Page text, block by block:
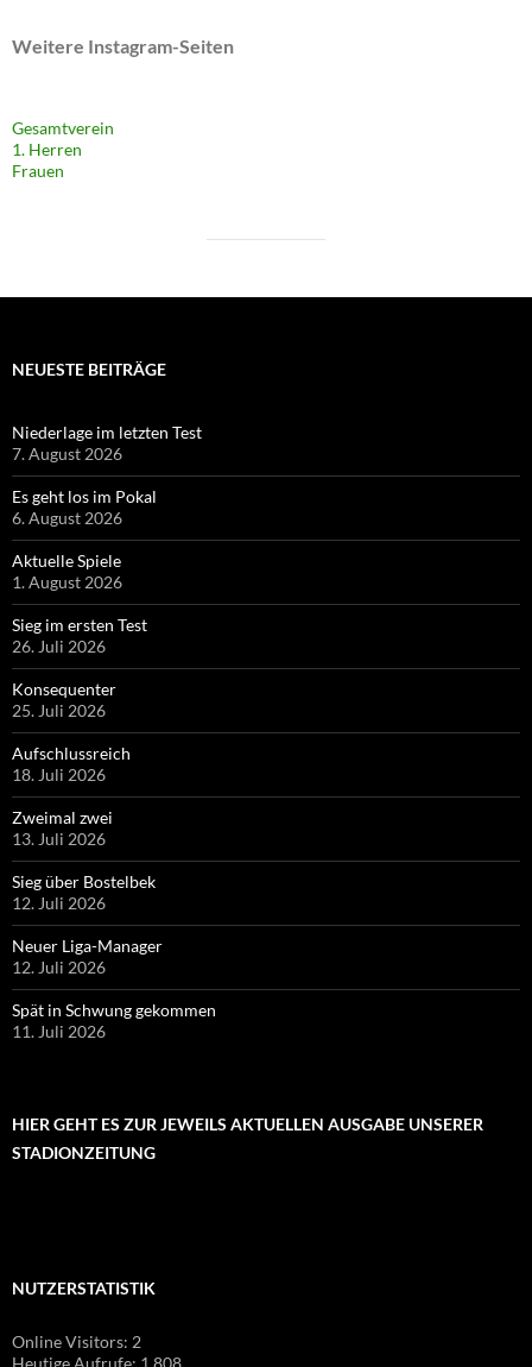
Weitere Instagram-Seiten
Gesamtverein
1. Herren
Frauen
NEUESTE BEITRÄGE
Niederlage im letzten Test
7. August 2026
Es geht los im Pokal
6. August 2026
Aktuelle Spiele
1. August 2026
Sieg im ersten Test
26. Juli 2026
Konsequenter
25. Juli 2026
Aufschlussreich
18. Juli 2026
Zweimal zwei
13. Juli 2026
Sieg über Bostelbek
12. Juli 2026
Neuer Liga-Manager
12. Juli 2026
Spät in Schwung gekommen
11. Juli 2026
HIER GEHT ES ZUR JEWEILS AKTUELLEN AUSGABE UNSERER
STADIONZEITUNG
NUTZERSTATISTIK
Online Visitors: 2